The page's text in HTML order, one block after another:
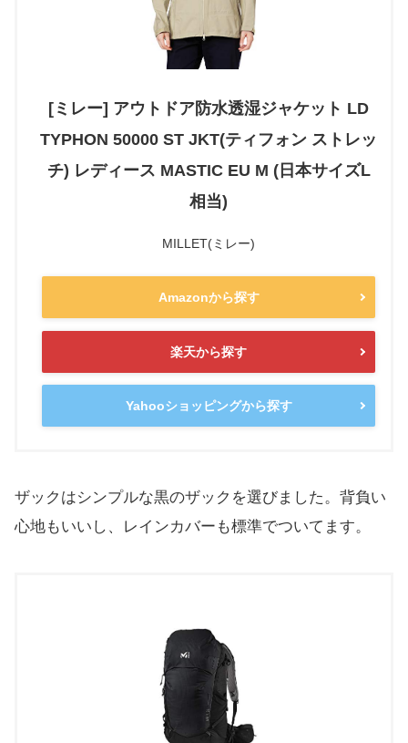
[ミレー] アウトドア防水透湿ジャケット LD
TYPHON 50000 ST JKT(ティフォン ストレッ
チ) レディース MASTIC EU M (日本サイズL
相当)
MILLET(ミレー)
Amazonから探す
楽天から探す
Yahooショッピングから探す
ザックはシンプルな黒のザックを選びました。背負い
心地もいいし、レインカバーも標準でついてます。